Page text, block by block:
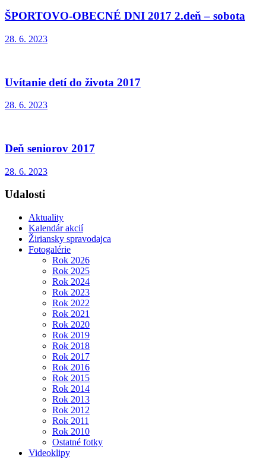
ŠPORTOVO-OBECNÉ DNI 2017 2.deň – sobota
28. 6. 2023
Uvítanie detí do života 2017
28. 6. 2023
Deň seniorov 2017
28. 6. 2023
Udalosti
Aktuality
Kalendár akcií
Žiriansky spravodajca
Fotogalérie
Rok 2026
Rok 2025
Rok 2024
Rok 2023
Rok 2022
Rok 2021
Rok 2020
Rok 2019
Rok 2018
Rok 2017
Rok 2016
Rok 2015
Rok 2014
Rok 2013
Rok 2012
Rok 2011
Rok 2010
Ostatné fotky
Videoklipy